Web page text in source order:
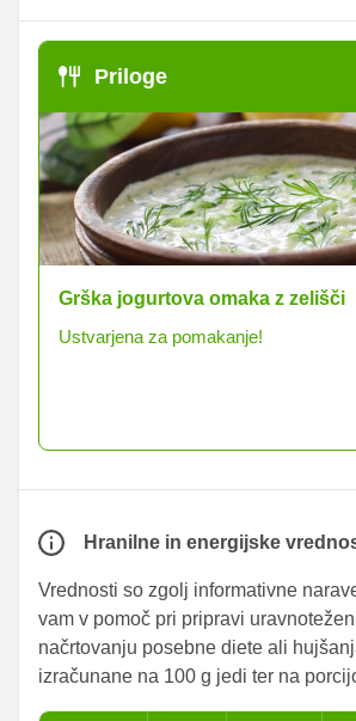
Priloge
Grška jogurtova omaka z zelišči
Ustvarjena za pomakanje!
Hranilne in energijske
Vrednosti so zgolj informativne
vam v pomoč pri pripravi
načrtovanju posebne diete ali
izračunane na 100 g jedi ter na